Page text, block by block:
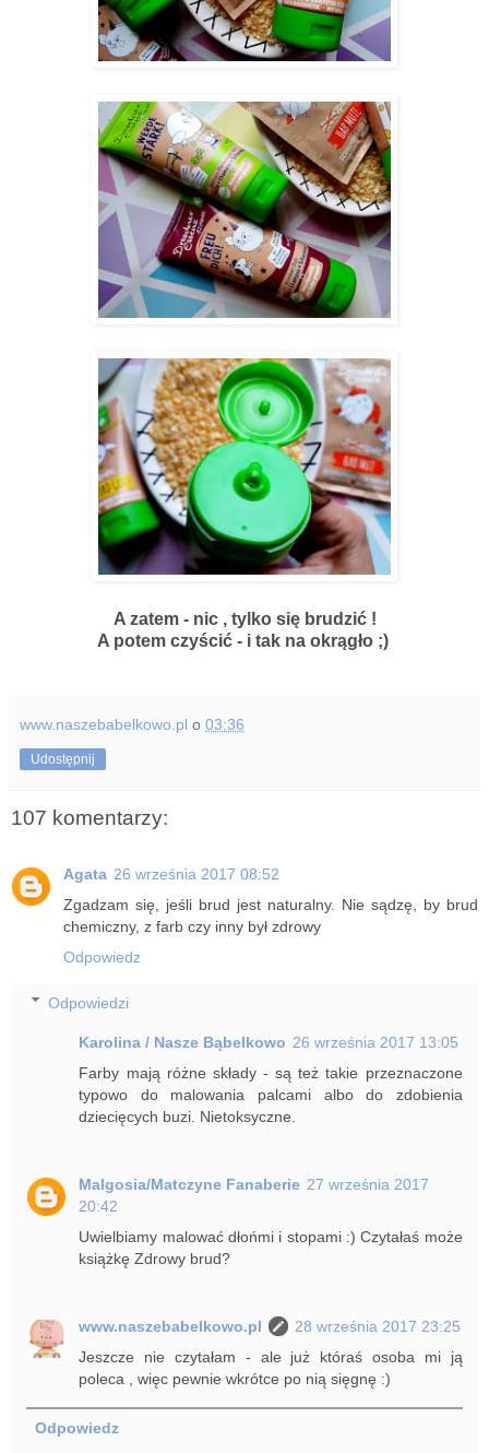
A zatem - nic , tylko się brudzić !
A potem czyścić - i tak na okrągło ;)
www.naszebabelkowo.pl o 03:36
Udostępnij
107 komentarzy:
Agata 26 września 2017 08:52
Zgadzam się, jeśli brud jest naturalny. Nie sądzę, by brud
chemiczny, z farb czy inny był zdrowy
Odpowiedz
Odpowiedzi
Karolina / Nasze Bąbelkowo 26 września 2017 13:05
Farby mają różne składy - są też takie przeznaczone
typowo do malowania palcami albo do zdobienia
dziecięcych buzi. Nietoksyczne.
Malgosia/Matczyne Fanaberie 27 września 2017
20:42
Uwielbiamy malować dłońmi i stopami :) Czytałaś może
książkę Zdrowy brud?
www.naszebabelkowo.pl
28 września 2017 23:25
Jeszcze nie czytałam - ale już któraś osoba mi ją
poleca , więc pewnie wkrótce po nią sięgnę :)
Odpowiedz